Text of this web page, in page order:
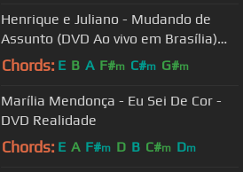
Henrique e Juliano - Mudando de
Assunto (DVD Ao vivo em Brasília)
[Vídeo Oficial]
Chords: E B A F#m C#m G#m
Marília Mendonça - Eu Sei De Cor -
DVD Realidade
Chords: E A F#m D B C#m Dm